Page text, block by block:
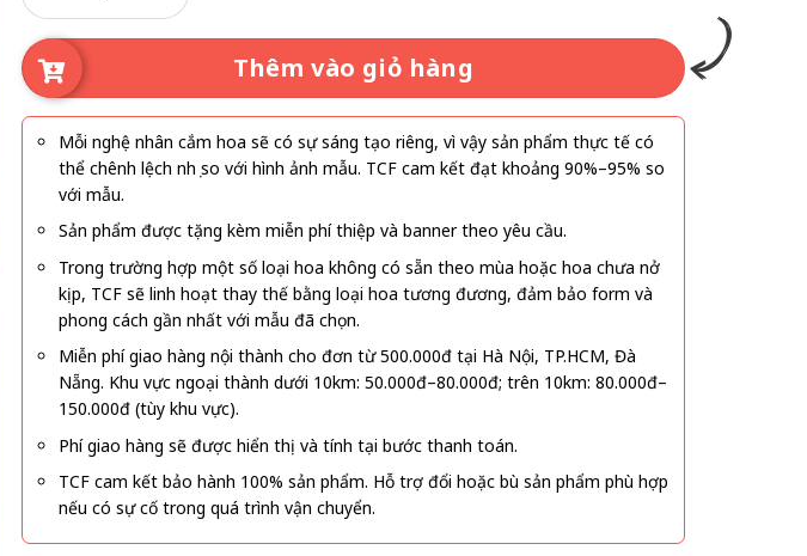
Thêm vào giỏ hàng
Mỗi nghệ nhân cắm hoa sẽ có sự sáng tạo riêng, vì vậy sản phẩm thực tế có
thể chênh lệch nhẹ so với hình ảnh mẫu. TCF cam kết đạt khoảng 90%–95% so
với mẫu.
Sản phẩm được tặng kèm miễn phí thiệp và banner theo yêu cầu.
Trong trường hợp một số loại hoa không có sẵn theo mùa hoặc hoa chưa nở
kịp, TCF sẽ linh hoạt thay thế bằng loại hoa tương đương, đảm bảo form và
phong cách gần nhất với mẫu đã chọn.
Miễn phí giao hàng nội thành cho đơn từ 500.000đ tại Hà Nội, TP.HCM, Đà
Nẵng. Khu vực ngoại thành dưới 10km: 50.000đ–80.000đ; trên 10km: 80.000đ–
150.000đ (tùy khu vực).
Phí giao hàng sẽ được hiển thị và tính tại bước thanh toán.
TCF cam kết bảo hành 100% sản phẩm. Hỗ trợ đổi hoặc bù sản phẩm phù hợp
nếu có sự cố trong quá trình vận chuyển.